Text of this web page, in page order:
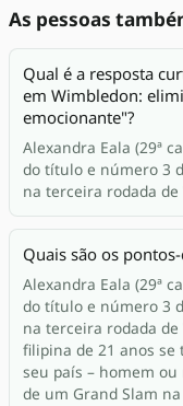
As pessoas
Qual é a resposta
em Wimbledon:
emocionante"?
Alexandra Eala (29ª
do título e número 3
na terceira rodada
Quais são os
Alexandra Eala (29ª
do título e número 3
na terceira rodada
filipina de 21 anos
seu país – homem
de um Grand Slam